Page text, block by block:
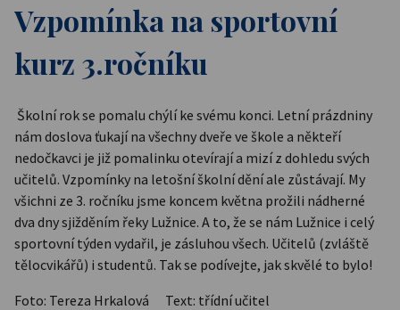
Vzpomínka na sportovní
kurz 3.ročníku
Školní rok se pomalu chýlí ke svému konci. Letní prázdniny
nám doslova ťukají na všechny dveře ve škole a někteří
nedočkavci je již pomalinku otevírají a mizí z dohledu svých
učitelů. Vzpomínky na letošní školní dění ale zůstávají. My
všichni ze 3. ročníku jsme koncem května prožili nádherné
dva dny sjižděním řeky Lužnice. A to, že se nám Lužnice i celý
sportovní týden vydařil, je zásluhou všech. Učitelů (zvláště
tělocvikářů) i studentů. Tak se podívejte, jak skvělé to bylo!
Foto: Tereza Hrkalová Text: třídní učitel